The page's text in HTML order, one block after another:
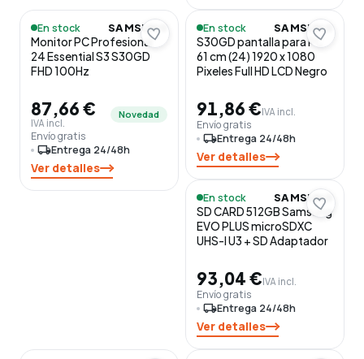
En stock SAMSUNG
Monitor PC Profesional
24 Essential S3 S30GD
FHD 100Hz
87,66 €
IVA incl.
Novedad
Envío gratis
local_shippingEntrega 24/48h
Ver detalles
En stock SAMSUNG
S30GD pantalla para PC
61 cm (24) 1920 x 1080
Pixeles Full HD LCD Negro
91,86 €IVA incl.
Envío gratis
local_shippingEntrega 24/48h
Ver detalles
En stock SAMSUNG
SD CARD 512GB Samsung
EVO PLUS microSDXC
UHS-I U3 + SD Adaptador
93,04 €IVA incl.
Envío gratis
local_shippingEntrega 24/48h
Ver detalles